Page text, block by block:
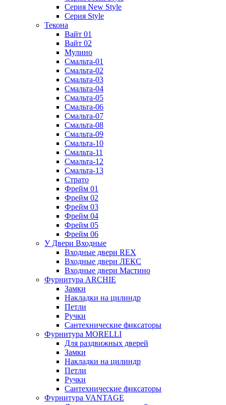
Серия New Style
Серия Style
Текона
Вайт 01
Вайт 02
Мулино
Смальта-01
Смальта-02
Смальта-03
Смальта-04
Смальта-05
Смальта-06
Смальта-07
Смальта-08
Смальта-09
Смальта-10
Смальта-11
Смальта-12
Смальта-13
Страто
Фрейм 01
Фрейм 02
Фрейм 03
Фрейм 04
Фрейм 05
Фрейм 06
У Двери Входные
Входные двери REX
Входные двери ЛЕКС
Входные двери Мастино
Фурнитура ARCHIE
Замки
Накладки на цилиндр
Петли
Ручки
Сантехнические фиксаторы
Фурнитура MORELLI
Для раздвижных дверей
Замки
Накладки на цилиндр
Петли
Ручки
Сантехнические фиксаторы
Фурнитура VANTAGE